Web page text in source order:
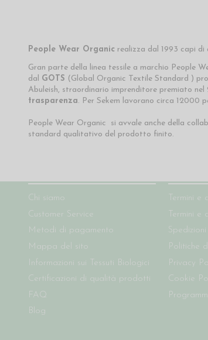
People Wear Organic realizza dal 1993 capi
Gran parte della linea tessile a marchio People
dal GOTS (Global Organic Textile Standard )
Abuleish, straordinario imprenditore premiato
trasparenza. Per Sekem lavorano circa 12000
People Wear Organic si avvale anche della
standard qualitativo del prodotto finito.
Chi siamo
Customer Service
Metodi di pagamento
Mappa del sito
Informazioni sui Tessuti Biologici
Certificazioni di qualità prodotti
FAQ
Blog
Termini e
Termini
Spedizioni
Politiche
Privacy
Cookie